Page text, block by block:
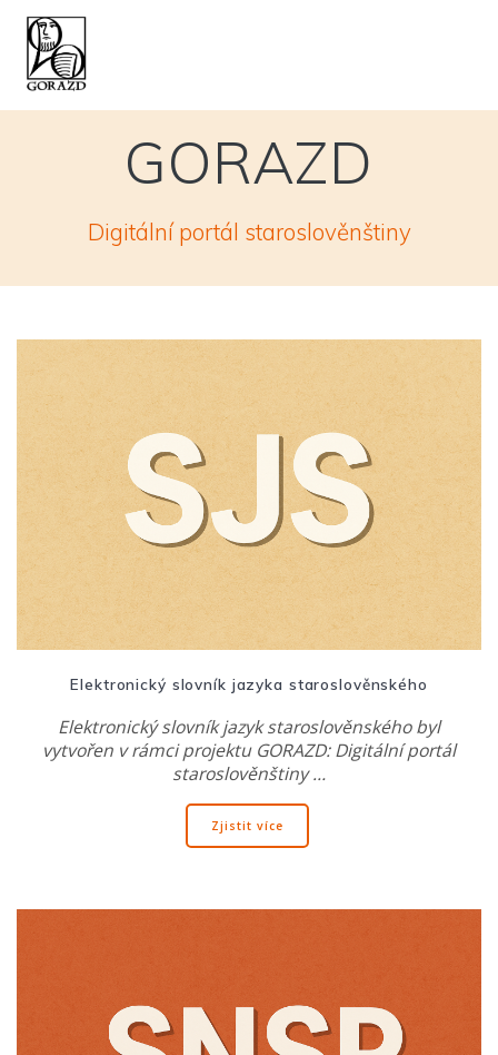
GORAZD
Digitální portál staroslověnštiny
Elektronický slovník jazyka staroslověnského
Elektronický slovník jazyk staroslověnského byl
vytvořen v rámci projektu GORAZD: Digitální portál
staroslověnštiny …
Zjistit více